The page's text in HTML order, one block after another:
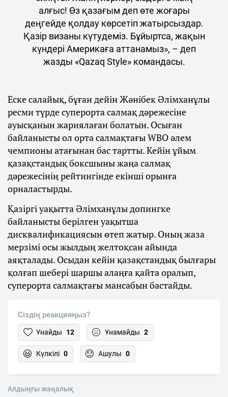
алғыс! Өз қазағым деп өте жоғары
деңгейде қолдау көрсетіп жатырсыздар.
Қазір визаны күтудеміз. Бұйыртса, жақын
күндері Америкаға аттанамыз», – деп
жазды «Qazaq Style» командасы.
Еске салайық, бұған дейін Жәнібек Әлімханұлы
ресми түрде суперорта салмақ дәрежесіне
ауысқанын жариялаған болатын. Осыған
байланысты ол орта салмақтағы WBO әлем
чемпионы атағынан бас тартты. Кейін ұйым
қазақстандық боксшыны жаңа салмақ
дәрежесінің рейтингінде екінші орынға
орналастырды.
Қазіргі уақытта Әлімханұлы допингке
байланысты берілген уақытша
дисквалификациясын өтеп жатыр. Оның жаза
мерзімі осы жылдың желтоқсан айында
аяқталады. Осыдан кейін қазақстандық былғары
қолғап шебері шаршы алаңға қайта оралып,
суперорта салмақтағы мансабын бастайды.
Сіздің реакцияңыз?
Ұнайды 12 Ұнамайды 2
Күлкілі 0 Ашулы 0
Алдыңғы жаңалық